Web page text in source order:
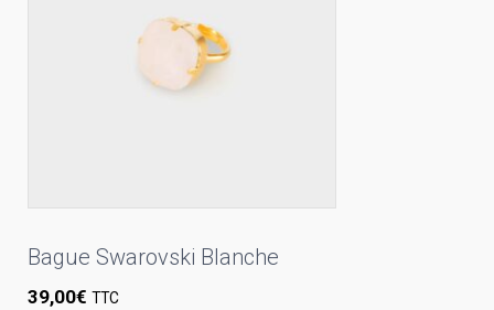
Bague Swarovski Blanche
39,00€ TTC